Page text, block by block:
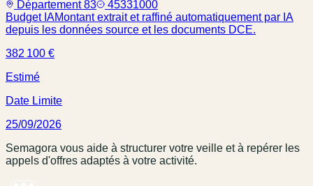
Département 83
45331000
Budget IAMontant extrait et raffiné automatiquement par IA
depuis les données source et les documents DCE.
382 100 €
Estimé
Date Limite
25/09/2026
Semagora vous aide à structurer votre veille et à repérer les
appels d'offres adaptés à votre activité.